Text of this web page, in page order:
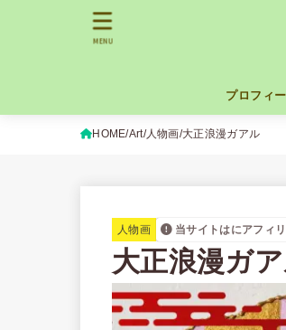
プロフィ
MENU
HOME Art 人物画 大正浪漫ガアル
人物画 当サイトはにアフィ
大正浪漫ガ